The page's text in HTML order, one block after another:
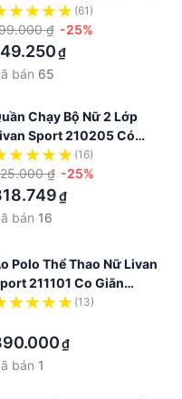
Co Giãn 4 Chiều
(61)
₫ -25%
₫
bán 65
Chạy Bộ Nữ 2 Lớp
Sport 210205 Có
Đựng Xung Quanh
(16)
₫ -25%
₫
bán 16
Polo Thể Thao Nữ Livan
211101 Co Giãn
Khí Thanh Lịch
(13)
₫
bán 1